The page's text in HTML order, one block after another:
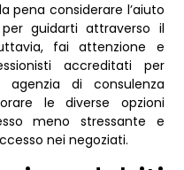
pena considerare l’aiuto
guidarti attraverso il
fai attenzione e
accreditati per
di consulenza
le diverse opzioni
meno stressante e
nei negoziati.